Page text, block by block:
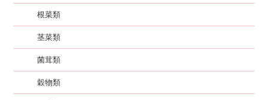
根菜類
茎菜類
菌茸類
穀物類